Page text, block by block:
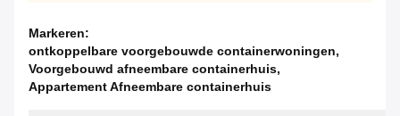
Markeren:
ontkoppelbare voorgebouwde containerwoningen,
Voorgebouwd afneembare containerhuis,
Appartement Afneembare containerhuis